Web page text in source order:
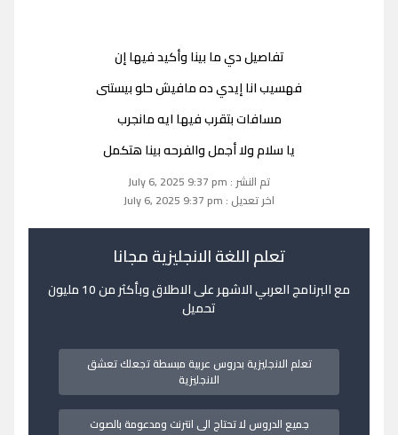
تفاصيل دي ما بينا وأكيد فيها إن
فهسيب انا إيدي ده مافيش حلو بيستنى
مسافات بتقرب فيها ايه مانجرب
يا سلام ولا أجمل والفرحه بينا هتكمل
تم النشر : July 6, 2025 9:37 pm
اخر تعديل : July 6, 2025 9:37 pm
تعلم اللغة الانجليزية مجانا
مع البرنامج العربي الاشهر على الاطلاق وبأكثر من 10 مليون
تحميل
تعلم الانجليزية بدروس عربية مبسطة تجعلك تعشق
الانجليزية
جميع الدروس لا تحتاج الى انترنت ومدعومة بالصوت